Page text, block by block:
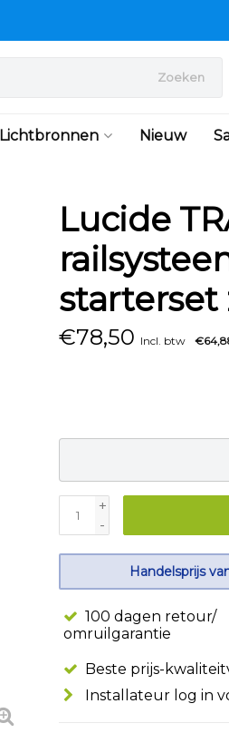
Zoeken
Lichtbronnen Nieuw
Lucide
starterset
€78,50 Incl. btw
+
-
Handelsprijs
100 dagen retour/
omruilgarantie
Beste prijs-
Installateur log in